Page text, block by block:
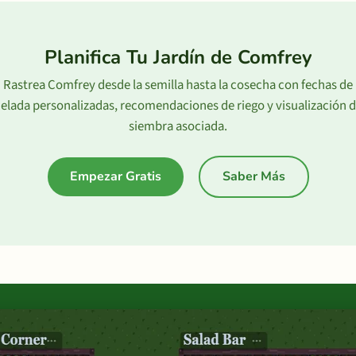
Planifica Tu Jardín de Comfrey
Rastrea Comfrey desde la semilla hasta la cosecha con fechas de
personalizadas, recomendaciones de riego y visualización
siembra asociada.
Empezar Gratis Saber Más